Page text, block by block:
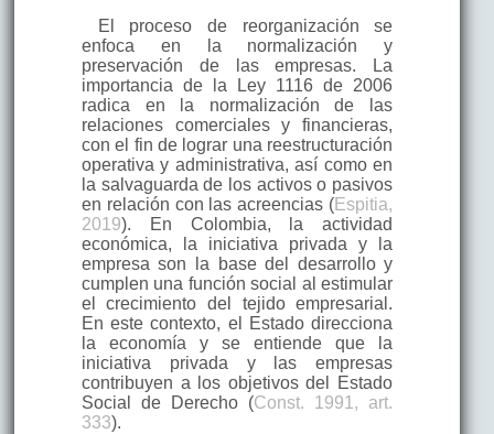
El proceso de reorganización se
enfoca en la normalización y
preservación de las empresas. La
importancia de la Ley 1116 de 2006
radica en la normalización de las
relaciones comerciales y financieras,
con el fin de lograr una reestructuración
operativa y administrativa, así como en
la salvaguarda de los activos o pasivos
en relación con las acreencias (Espitia,
2019). En Colombia, la actividad
económica, la iniciativa privada y la
empresa son la base del desarrollo y
cumplen una función social al estimular
el crecimiento del tejido empresarial.
En este contexto, el Estado direcciona
la economía y se entiende que la
iniciativa privada y las empresas
contribuyen a los objetivos del Estado
Social de Derecho (Const. 1991, art.
333).